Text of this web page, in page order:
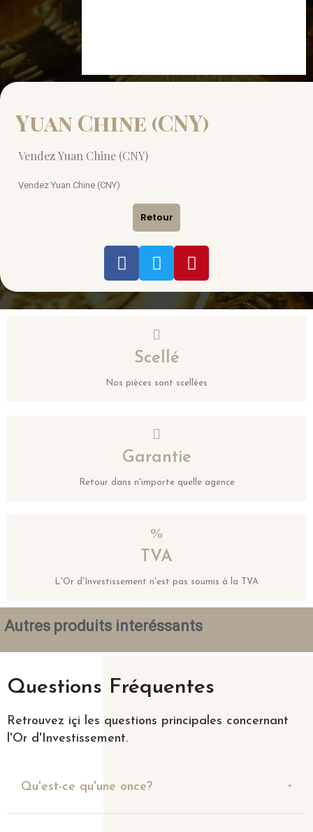
Yuan Chine (CNY)
Vendez Yuan Chine (CNY)
Vendez Yuan Chine (CNY)
Retour
Scellé
Nos pièces sont scellées
Garantie
Retour dans n'importe quelle agence
TVA
L'Or d'Investissement n'est pas soumis à la TVA
Autres produits interéssants
Questions Fréquentes
Retrouvez içi les questions principales concernant
l'Or d'Investissement.
Qu'est-ce qu'une once?